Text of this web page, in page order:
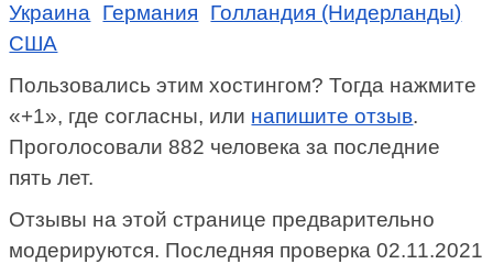
Украина
Германия
Голландия (Нидерланды)
США
Пользовались этим хостингом? Тогда нажмите
«+1», где согласны, или напишите отзыв.
Проголосовали 882 человека за последние
пять лет.
Отзывы на этой странице предварительно
модерируются. Последняя проверка 02.11.2021